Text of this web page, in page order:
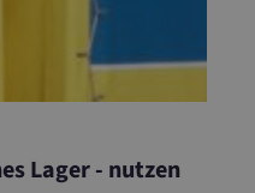
Lager - nutzen